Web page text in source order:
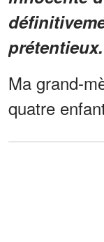
prétentieux.
Ma grand-
quatre